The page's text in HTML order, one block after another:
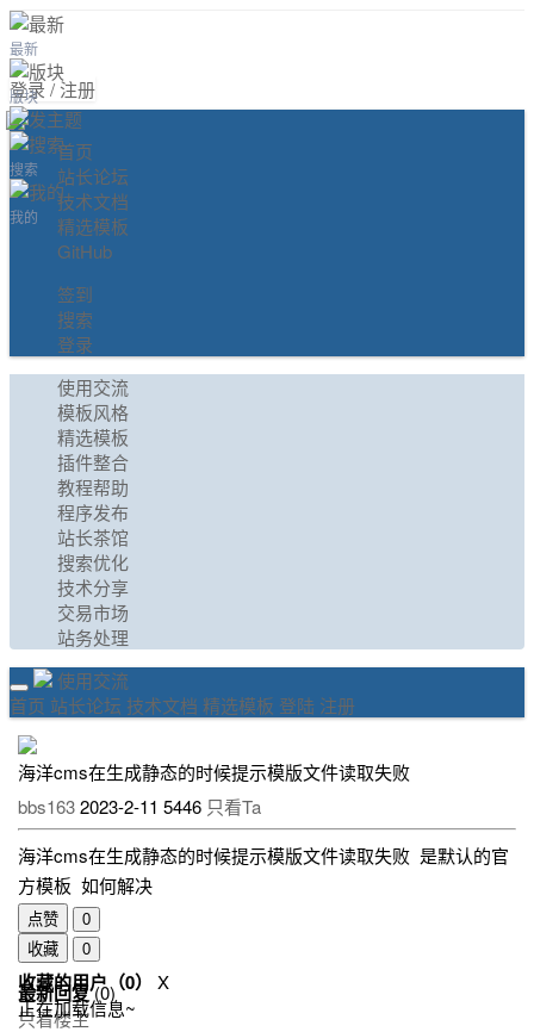
最新
版块
搜索
我的
登录 / 注册
首页
站长论坛
技术文档
精选模板
GitHub
签到
搜索
登录
使用交流
模板风格
精选模板
插件整合
教程帮助
程序发布
站长茶馆
搜索优化
技术分享
交易市场
站务处理
使用交流
首页 站长论坛 技术文档 精选模板 登陆 注册
海洋cms在生成静态的时候提示模版文件读取失败
bbs1632023-2-11 5446 只看Ta
海洋cms在生成静态的时候提示模版文件读取失败 是默认的官
方模板 如何解决
点赞
0
收藏
0
收藏的用户（0）
X
正在加载信息~
最新回复(0)
只看楼主